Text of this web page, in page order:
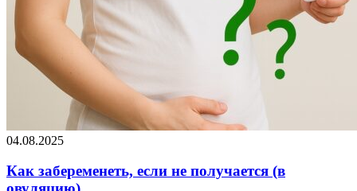
04.08.2025
Как забеременеть, если не получается (в